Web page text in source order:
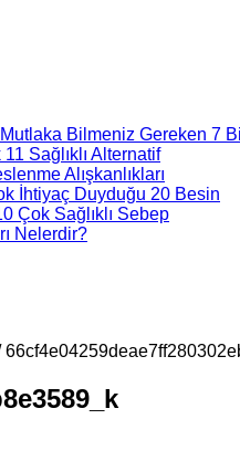
Bilmeniz Gereken 7
Sağlıklı Alternatif
Alışkanlıkları
İhtiyaç Duyduğu 20 Besin
Çok Sağlıklı Sebep
Nelerdir?